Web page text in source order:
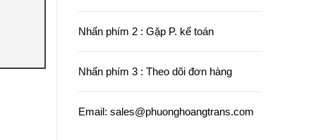
Nhấn phím 2 : Gặp P. kế toán
Nhấn phím 3 : Theo dõi đơn hàng
Email: sales@phuonghoangtrans.com